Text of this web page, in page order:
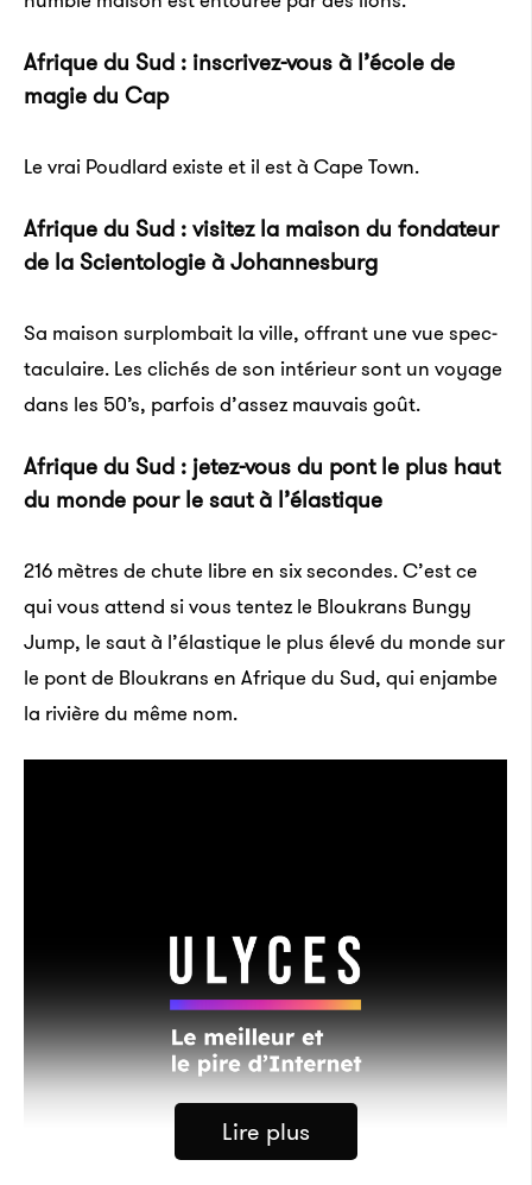
Afrique du Sud : inscri­vez-vous à l’école de
magie du Cap
Le vrai Poud­lard existe et il est à Cape Town.
Afrique du Sud : visi­tez la maison du fonda­teur
de la Scien­to­lo­gie à Johan­nes­burg
Sa maison surplom­bait la ville, offrant une vue spec­
ta­cu­laire. Les clichés de son inté­rieur sont un voyage
dans les 50’s, parfois d’as­sez mauvais goût.
Afrique du Sud : jetez-vous du pont le plus haut
du monde pour le saut à l’élas­tique
216 mètres de chute libre en six secondes. C’est ce
qui vous attend si vous tentez le Blou­krans Bungy
Jump, le saut à l’élas­tique le plus élevé du monde sur
le pont de Blou­krans en Afrique du Sud, qui enjambe
la rivière du même nom.
Lire plus